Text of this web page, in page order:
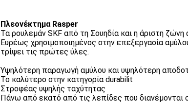
Πλεονέκτημα Rasper
Τα ρουλεμάν SKF από τη Σουηδία και η άριστη ζώνη
Ευρέως χρησιμοποιημένος στην επεξεργασία
τρίψει τις πρώτες ύλες.
Υψηλότερη παραγωγή αμύλου και υψηλότερη
Το καλύτερο στην κατηγορία durabilit
Στροφέας υψηλής ταχύτητας
Πάνω από εκατό από τις λεπίδες που διανέμονται